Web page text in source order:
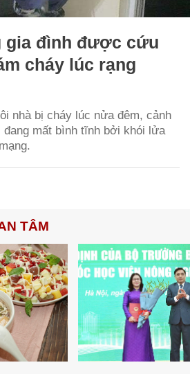
gia đình được cứu
cháy lúc rạng
nhà bị cháy lúc nửa đêm, cảnh
mất bình tĩnh bởi khói lửa
TÂM